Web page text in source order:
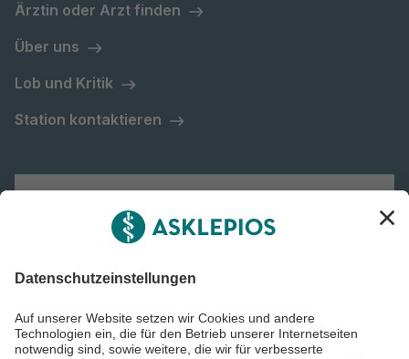
Ärztin oder Arzt finden
Über uns
Lob und Kritik
Station kontaktieren
Asklepios Gruppe